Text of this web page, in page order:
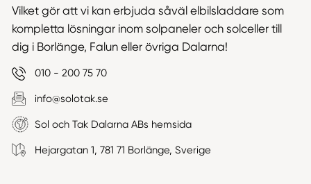
Vilket gör att vi kan erbjuda såväl elbilsladdare som
kompletta lösningar inom solpaneler och solceller till
dig i Borlänge, Falun eller övriga Dalarna!
010 - 200 75 70
info@solotak.se
Sol och Tak Dalarna ABs hemsida
Hejargatan 1, 781 71 Borlänge, Sverige